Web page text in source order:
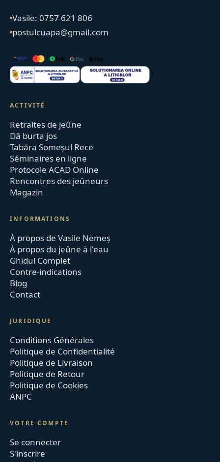
Vasile: 0757 621 806
postulcuapa@gmail.com
ACTIVITÉ
Retraites de jeûne
Dă burta jos
Tabăra Someșul Rece
Séminaires en ligne
Protocole ACAD Online
Rencontres des jeûneurs
Magazin
INFORMATIONS
À propos de Vasile Nemeș
À propos du jeûne à l'eau
Ghidul Complet
Contre-indications
Blog
Contact
JURIDIQUE
Conditions Générales
Politique de Confidentialité
Politique de Livraison
Politique de Retour
Politique de Cookies
ANPC
VOTRE COMPTE
Se connecter
S'inscrire